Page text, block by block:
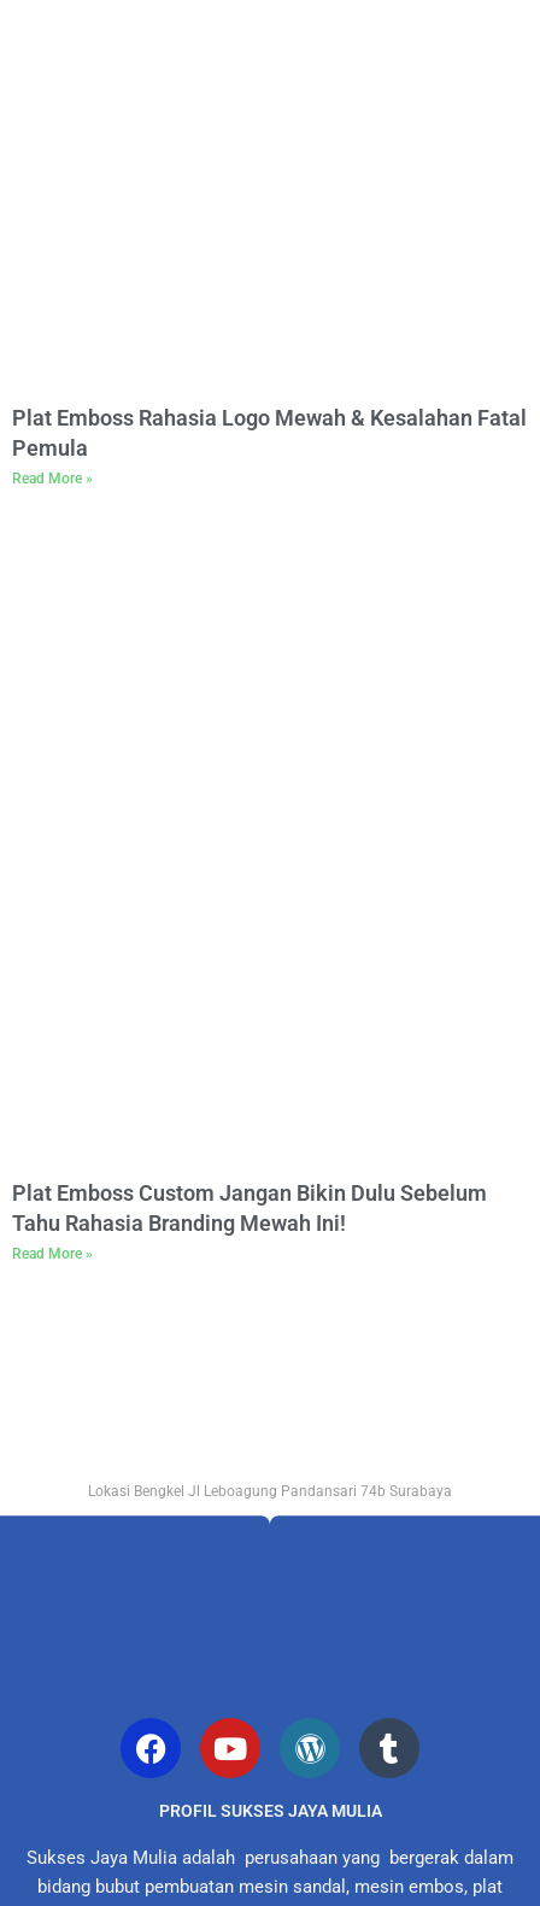
Plat Emboss Rahasia Logo Mewah & Kesalahan Fatal
Pemula
Read More »
Plat Emboss Custom Jangan Bikin Dulu Sebelum
Tahu Rahasia Branding Mewah Ini!
Read More »
Lokasi Bengkel Jl Leboagung Pandansari 74b Surabaya
PROFIL SUKSES JAYA MULIA
Sukses Jaya Mulia adalah perusahaan yang bergerak dalam
bidang bubut pembuatan mesin sandal, mesin embos, plat